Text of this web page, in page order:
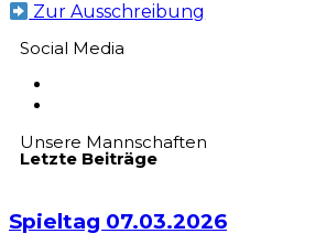
Zur Ausschreibung
Social Media
Unsere Mannschaften
Letzte Beiträge
Spieltag 07.03.2026